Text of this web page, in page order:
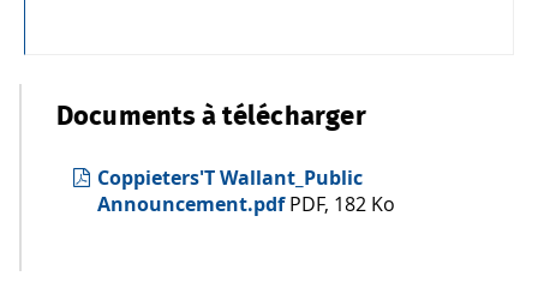
Documents à télécharger
Coppieters'T Wallant_Public
Announcement.pdf PDF, 182 Ko